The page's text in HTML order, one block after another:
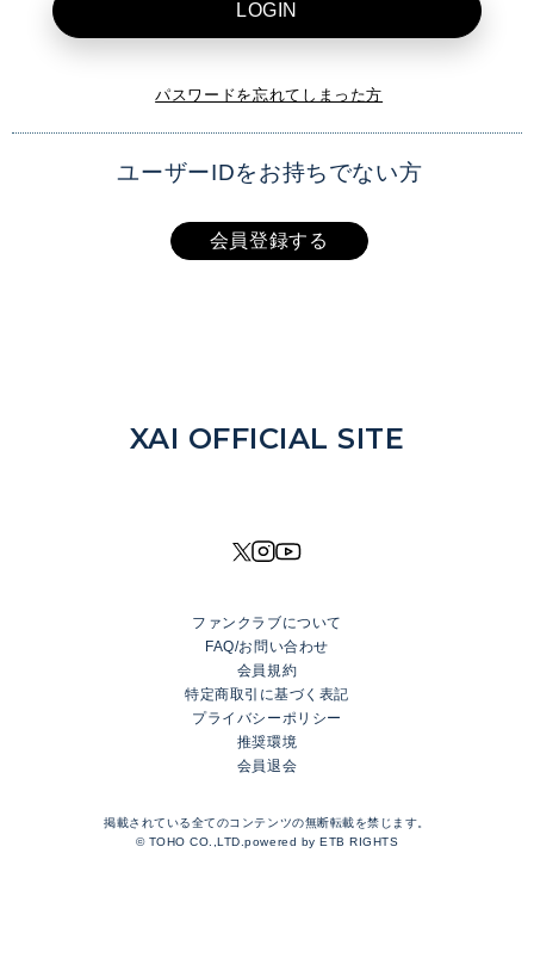
LOGIN
パスワードを忘れてしまった方
ユーザーIDをお持ちでない方
会員登録する
NEWS
DISCOGRAPHY
XAI OFFICIAL FANCLUB
Rhinoceros Port
LOGIN
TOP
BLOG
XAI OFFICIAL SITE
ファンクラブについて
FAQ/お問い合わせ
会員規約
特定商取引に基づく表記
プライバシーポリシー
推奨環境
会員退会
掲載されている全てのコンテンツの無断転載を禁じます。
© TOHO CO.,LTD.powered byETB RIGHTS